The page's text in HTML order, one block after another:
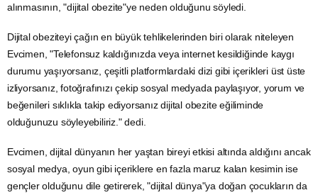
alınmasının, "dijital obezite"ye neden olduğunu söyledi.
Dijital obeziteyi çağın en büyük tehlikelerinden biri olarak niteleyen
Evcimen, "Telefonsuz kaldığınızda veya internet kesildiğinde kaygı
durumu yaşıyorsanız, çeşitli platformlardaki dizi gibi içerikleri üst üste
izliyorsanız, fotoğrafınızı çekip sosyal medyada paylaşıyor, yorum ve
beğenileri sıklıkla takip ediyorsanız dijital obezite eğiliminde
olduğunuzu söyleyebiliriz." dedi.
Evcimen, dijital dünyanın her yaştan bireyi etkisi altında aldığını ancak
sosyal medya,oyun gibi içeriklere en fazla maruz kalan kesimin ise
gençler olduğunu dile getirerek, "dijital dünya"ya doğan çocukların da